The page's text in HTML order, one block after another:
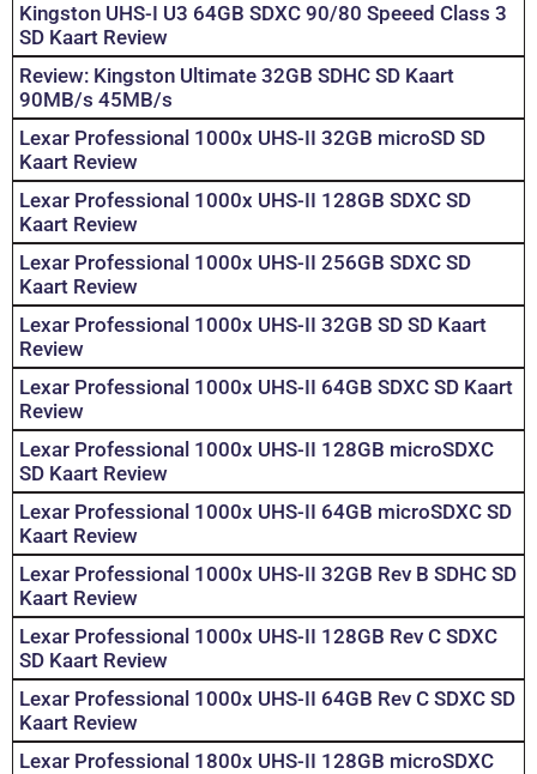
Kingston UHS-I U3 64GB SDXC 90/80 Speeed Class 3
SD Kaart Review
Review: Kingston Ultimate 32GB SDHC SD Kaart
90MB/s 45MB/s
Lexar Professional 1000x UHS-II 32GB microSD SD
Kaart Review
Lexar Professional 1000x UHS-II 128GB SDXC SD
Kaart Review
Lexar Professional 1000x UHS-II 256GB SDXC SD
Kaart Review
Lexar Professional 1000x UHS-II 32GB SD SD Kaart
Review
Lexar Professional 1000x UHS-II 64GB SDXC SD Kaart
Review
Lexar Professional 1000x UHS-II 128GB microSDXC
SD Kaart Review
Lexar Professional 1000x UHS-II 64GB microSDXC SD
Kaart Review
Lexar Professional 1000x UHS-II 32GB Rev B SDHC SD
Kaart Review
Lexar Professional 1000x UHS-II 128GB Rev C SDXC
SD Kaart Review
Lexar Professional 1000x UHS-II 64GB Rev C SDXC SD
Kaart Review
Lexar Professional 1800x UHS-II 128GB microSDXC